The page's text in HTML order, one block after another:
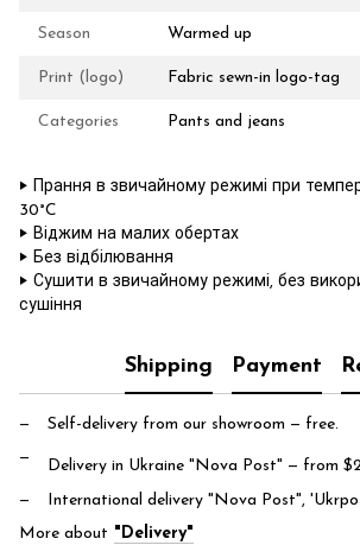
Season Warmed up
Print (logo) Fabric sewn-in logo-tag
Categories Pants and jeans
‣ Прання в звичайному режимі при
30°C
‣ Віджим на малих обертах
‣ Без відбілювання
‣ Сушити в звичайному режимі, без
сушіння
Shipping Payment
Self-delivery from our showroom — free.
Delivery in Ukraine "Nova Post" — from
International delivery "Nova Post",
More about "Delivery"